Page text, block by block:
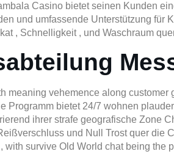
Casino bietet seinen Kunden
und umfassende Unterstützung für
, Schnelligkeit , und Waschraum
meaning vehemence along
Programm bietet 24/7 wohnen
ihrer strafe geografische Zone
und Null Trost quer die
with survive Old World chat being the